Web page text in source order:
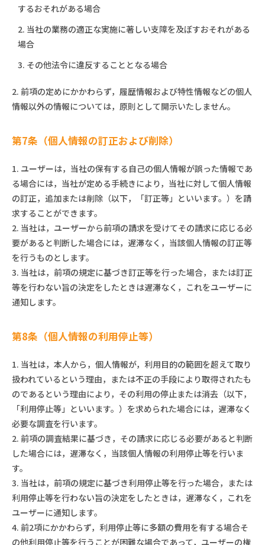
するおそれがある場合
2. 当社の業務の適正な実施に著しい支障を及ぼすおそれがある
場合
3. その他法令に違反することとなる場合
2. 前項の定めにかかわらず，履歴情報および特性情報などの個人
情報以外の情報については，原則として開示いたしません。
第7条（個人情報の訂正および削除）
1. ユーザーは，当社の保有する自己の個人情報が誤った情報であ
る場合には，当社が定める手続きにより，当社に対して個人情報
の訂正，追加または削除（以下，「訂正等」といいます。）を請
求することができます。
2. 当社は，ユーザーから前項の請求を受けてその請求に応じる必
要があると判断した場合には，遅滞なく，当該個人情報の訂正等
を行うものとします。
3. 当社は，前項の規定に基づき訂正等を行った場合，または訂正
等を行わない旨の決定をしたときは遅滞なく，これをユーザーに
通知します。
第8条（個人情報の利用停止等）
1. 当社は，本人から，個人情報が，利用目的の範囲を超えて取り
扱われているという理由，または不正の手段により取得されたも
のであるという理由により，その利用の停止または消去（以下，
「利用停止等」といいます。）を求められた場合には，遅滞なく
必要な調査を行います。
2. 前項の調査結果に基づき，その請求に応じる必要があると判断
した場合には，遅滞なく，当該個人情報の利用停止等を行いま
す。
3. 当社は，前項の規定に基づき利用停止等を行った場合，または
利用停止等を行わない旨の決定をしたときは，遅滞なく，これを
ユーザーに通知します。
4. 前2項にかかわらず，利用停止等に多額の費用を有する場合そ
の他利用停止等を行うことが困難な場合であって，ユーザーの権